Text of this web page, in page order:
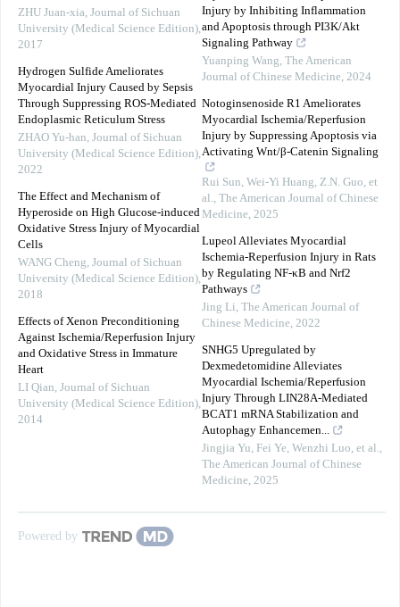
ZHU Juan-xia, Journal of Sichuan
University (Medical Science Edition),
2017
Hydrogen Sulfide Ameliorates
Myocardial Injury Caused by Sepsis
Through Suppressing ROS-Mediated
Endoplasmic Reticulum Stress
ZHAO Yu-han, Journal of Sichuan
University (Medical Science Edition),
2022
The Effect and Mechanism of
Hyperoside on High Glucose-induced
Oxidative Stress Injury of Myocardial
Cells
WANG Cheng, Journal of Sichuan
University (Medical Science Edition),
2018
Effects of Xenon Preconditioning
Against Ischemia/Reperfusion Injury
and Oxidative Stress in Immature
Heart
LI Qian, Journal of Sichuan
University (Medical Science Edition),
2014
Injury by Inhibiting Inflammation
and Apoptosis through PI3K/Akt
Signaling Pathway
Yuanping Wang, The American
Journal of Chinese Medicine, 2024
Notoginsenoside R1 Ameliorates
Myocardial Ischemia/Reperfusion
Injury by Suppressing Apoptosis via
Activating Wnt/β-Catenin Signaling
Rui Sun, Wei-Yi Huang, Z.N. Guo, et
al., The American Journal of Chinese
Medicine, 2025
Lupeol Alleviates Myocardial
Ischemia-Reperfusion Injury in Rats
by Regulating NF-κB and Nrf2
Pathways
Jing Li, The American Journal of
Chinese Medicine, 2022
SNHG5 Upregulated by
Dexmedetomidine Alleviates
Myocardial Ischemia/Reperfusion
Injury Through LIN28A-Mediated
BCAT1 mRNA Stabilization and
Autophagy Enhancemen...
Jingjia Yu, Fei Ye, Wenzhi Luo, et al.,
The American Journal of Chinese
Medicine, 2025
Powered by